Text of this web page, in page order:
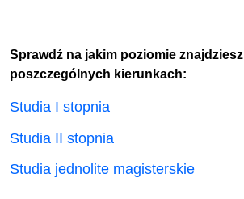
Sprawdź na jakim poziomie
poszczególnych kierunkach:
Studia I stopnia
Studia II stopnia
Studia jednolite magisterskie